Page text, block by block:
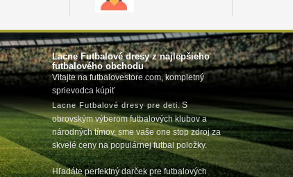
Lacne Futbalové dresy z najlepšieho
futbalového obchodu
Vitajte na futbalovestore.com, kompletný
sprievodca kúpiť
Lacne Futbalové dresy pre deti. S
obrovským výberom futbalových klubov a
národných tímov, sme vaše one stop zdroj za
skvelé ceny na populárnej futbal položky.
Hľadáte perfektný darček pre futbalových